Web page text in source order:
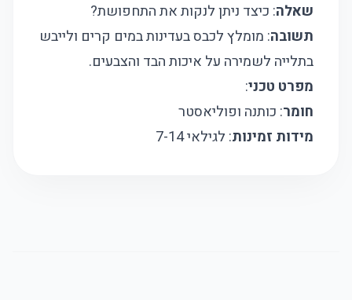
שאלה: כיצד ניתן לנקות את התחפושת?
תשובה: מומלץ לכבס בעדינות במים קרים ולייבש
בתלייה לשמירה על איכות הבד והצבעים.
מפרט טכני:
חומר: כותנה ופוליאסטר
מידות זמינות: לגילאי 7-14